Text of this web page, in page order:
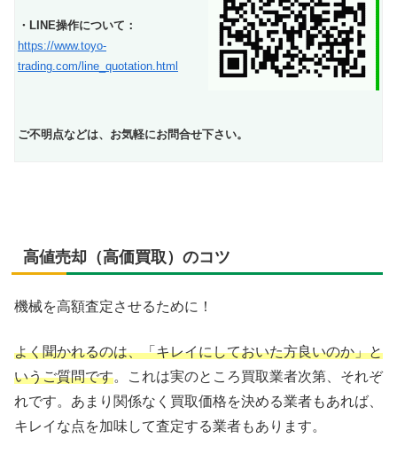
・LINE操作について：
https://www.toyo-
trading.com/line_quotation.html
ご不明点などは、お気軽にお問合せ下さい。
高値売却（高価買取）のコツ
機械を高額査定させるために！
よく聞かれるのは、「キレイにしておいた方良いのか」と
いうご質問です。これは実のところ買取業者次第、それぞ
れです。あまり関係なく買取価格を決める業者もあれば、
キレイな点を加味して査定する業者もあります。